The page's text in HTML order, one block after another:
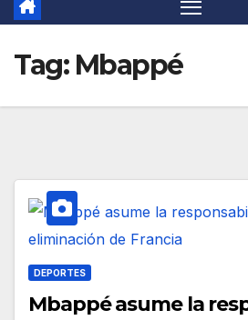
Tag: Mbappé
DEPORTES
Mbappé asume la